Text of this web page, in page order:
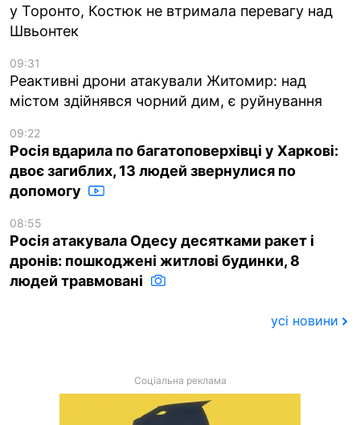
у Торонто, Костюк не втримала перевагу над
Швьонтек
09:31
Реактивні дрони атакували Житомир: над
містом здійнявся чорний дим, є руйнування
09:22
Росія вдарила по багатоповерхівці у Харкові:
двоє загиблих, 13 людей звернулися по
допомогу
08:55
Росія атакувала Одесу десятками ракет і
дронів: пошкоджені житлові будинки, 8
людей травмовані
усі новини
Соціальна реклама